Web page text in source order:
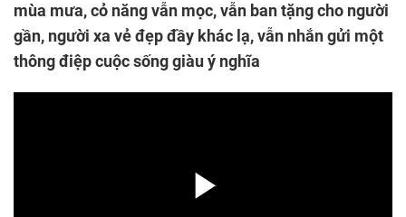
mùa mưa, cỏ năng vẫn mọc, vẫn ban tặng cho người
gần, người xa vẻ đẹp đầy khác lạ, vẫn nhắn gửi một
thông điệp cuộc sống giàu ý nghĩa